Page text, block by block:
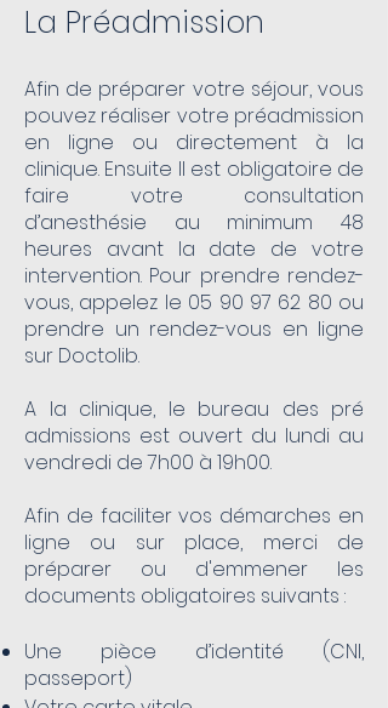
La Préadmission
Afin de préparer votre séjour, vous
pouvez réaliser votre préadmission
en ligne ou directement à la
clinique. Ensuite Il est obligatoire de
faire votre consultation
d’anesthésie au minimum 48
heures avant la date de votre
intervention. Pour prendre rendez-
vous, appelez le 05 90 97 62 80 ou
prendre un rendez-vous en ligne
sur Doctolib.
A la clinique, le bureau des pré
admissions est ouvert du lundi au
vendredi de 7h00 à 19h00.
Afin de faciliter vos démarches en
ligne ou sur place, merci de
préparer ou d'emmener les
documents obligatoires suivants :
Une pièce d’identité (CNI,
passeport)